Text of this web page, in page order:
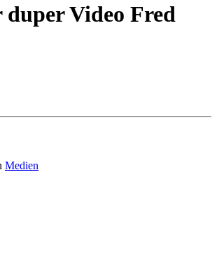
duper Video Fred
Medien